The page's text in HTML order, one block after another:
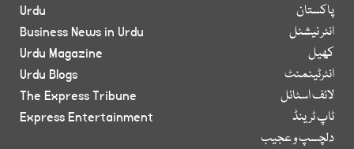
پاکستان
انٹر نیشنل
کھیل
انٹرٹینمنٹ
لائف اسٹائل
ٹاپ ٹرینڈ
دلچسپ و عجیب
Urdu
Business News in Urdu
Urdu Magazine
Urdu Blogs
The Express Tribune
Express Entertainment